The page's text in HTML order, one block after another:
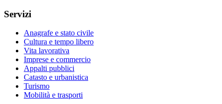
Servizi
Anagrafe e stato civile
Cultura e tempo libero
Vita lavorativa
Imprese e commercio
Appalti pubblici
Catasto e urbanistica
Turismo
Mobilità e trasporti